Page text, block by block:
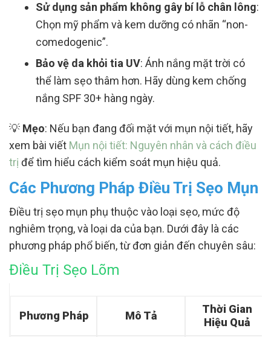
Sử dụng sản phẩm không gây bí lỗ chân lông:
Chọn mỹ phẩm và kem dưỡng có nhãn “non-
comedogenic”.
Bảo vệ da khỏi tia UV: Ánh nắng mặt trời có
thể làm sẹo thâm hơn. Hãy dùng kem chống
nắng SPF 30+ hàng ngày.
💡 Mẹo: Nếu bạn đang đối mặt với mụn nội tiết, hãy
xem bài viết Mụn nội tiết: Nguyên nhân và cách điều
trị để tìm hiểu cách kiểm soát mụn hiệu quả.
Các Phương Pháp Điều Trị Sẹo Mụn
Điều trị sẹo mụn phụ thuộc vào loại sẹo, mức độ
nghiêm trọng, và loại da của bạn. Dưới đây là các
phương pháp phổ biến, từ đơn giản đến chuyên sâu:
Điều Trị Sẹo Lõm
Phương Pháp Mô Tả
Thời Gian
Hiệu Quả